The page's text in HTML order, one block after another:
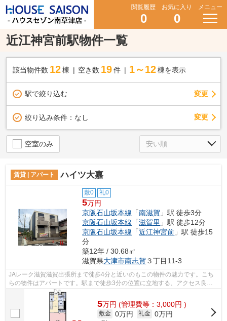
閲覧履歴
0
お気に入り
0
メニュー
近江神宮前駅物件一覧
該当物件数 12棟 空き数 19 件 1～12 棟を表示
駅で絞り込む 変更
絞り込み条件： なし 変更
空室のみ
賃貸 | アパート ハイツ大嘉
敷0 礼0
5万円
京阪石山坂本線 「南滋賀 」駅 徒歩3分
京阪石山坂本線 「滋賀里 」駅 徒歩12分
京阪石山坂本線 「近江神宮前 」駅 徒歩15
分
築12年 / 30.68㎡
滋賀県大津市南志賀 ３丁目11-3
JAレーク滋賀滋賀出張所まで徒歩4分と近いのもこの物件の魅力です。こち
らの物件はアパートです。駅まで徒歩3分の位置に立地する、アクセス良好
な物件です。ハウスセゾン南草津店から...
5万円 (管理費等：3,000円 )
敷金 0万円 礼金 0万円